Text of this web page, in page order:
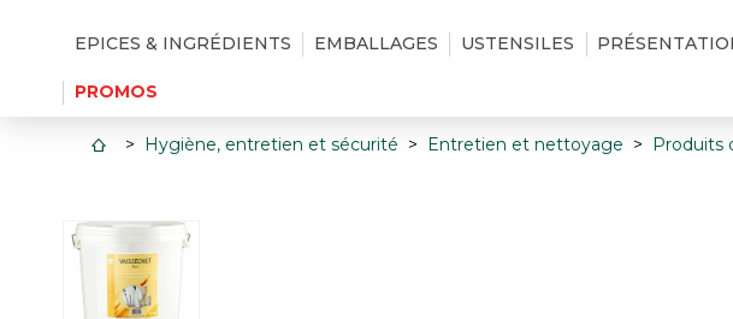
EPICES & INGRÉDIENTS EMBALLAGES USTENSILES
PROMOS
Hygiène, entretien et sécurité Entretien et nettoyage Produits